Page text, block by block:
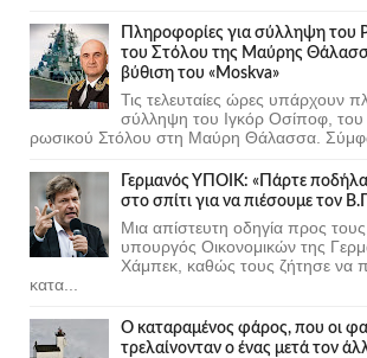
Πληροφορίες για σύλληψη του
του Στόλου της Mαύρης
βύθιση του «Moskva»
Τις τελευταίες ώρες υπάρχουν
σύλληψη του Ιγκόρ Οσίποφ, του
ρωσικού Στόλου στη Μαύρη Θάλασσα.
Γερμανός ΥΠΟΙΚ: «Πάρτε
στο σπίτι για να πιέσουμε τον
Μια απίστευτη οδηγία προς
υπουργός Οικονομικών της
Χάμπεκ, καθώς τους ζήτησε να
κατα...
Ο καταραμένος φάρος, που οι
τρελαίνονταν ο ένας μετά τον